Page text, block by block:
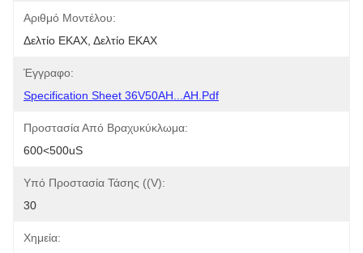
Αριθμό Μοντέλου:
Δελτίο ΕΚΑΧ, Δελτίο ΕΚΑΧ
Έγγραφο:
Specification Sheet 36V50AH...AH.pdf
Προστασία Από Βραχυκύκλωμα:
600<500uS
Υπό Προστασία Τάσης ((V):
30
Χημεία: